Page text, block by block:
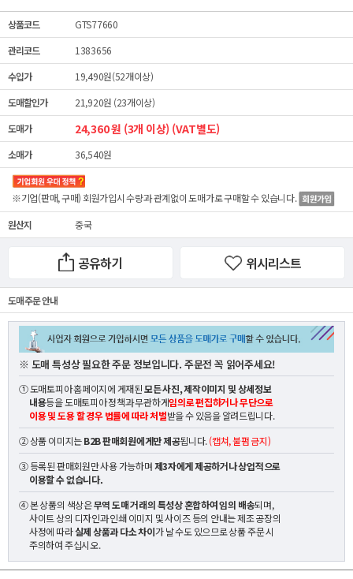
상품코드
GTS77660
관리코드
1383656
수입가
19,490원(52개이상)
도매할인가
21,920원 (23개이상)
도매가
24,360 원 (3개 이상) (VAT별도)
소매가 36,540원
※기업(판매, 구매) 회원가입시 수량과 관계없이도매가로 구매할 수 있습니다.
원산지 중국
공유하기 위시리스트
도매 주문 안내
※ 도매 특성상 필요한 주문 정보입니다. 주문전 꼭 읽어주세요!
① 도매토피아 홈페이지에 게재된모든 사진, 제작이미지 및 상세정보
내용등을 도매토피아 정책과 무관하게임의로 편집하거나 무단으로
이용 및 도용 할 경우 법률에 따라 처벌받을 수 있음을 알려드립니다.
② 상품 이미지는B2B 판매회원에게만 제공됩니다.(캡쳐, 불펌 금지)
③ 등록된 판매회원만 사용 가능하며제3자에게 제공하거나 상업적으로
이용할 수 없습니다.
④ 본 상품의 색상은무역 도매 거래의 특성상 혼합하여 임의 배송되며,
사이트 상의 디자인과 인쇄 이미지 및 사이즈 등의 안내는 제조 공장의
사정에 따라실제 상품과 다소 차이가 날 수도 있으므로 상품 주문 시
주의하여 주십시오.